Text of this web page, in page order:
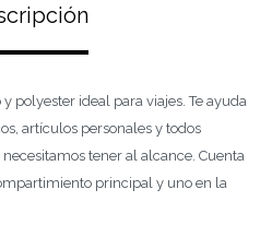
polyester ideal para viajes. Te ayuda
artículos personales y todos
tener al alcance. Cuenta
principal y uno en la